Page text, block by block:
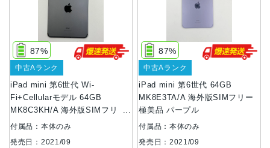
iPad mini 第6世代 Wi-
Fi+Cellularモデル 64GB
MK8C3KH/A 海外版SIMフリー
スターライト
87%
中古Aランク
付属品：本体のみ
発売日：2021/09
iPad mini 第6世代 64GB
MK8E3TA/A 海外版SIMフリー
極美品 パープル
87%
中古Aランク
付属品：本体のみ
発売日：2021/09